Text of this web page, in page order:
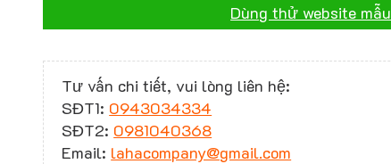
Dùng thử website mẫu
Tư vấn chi tiết, vui lòng liên hệ:
SĐT1: 0943034334
SĐT2: 0981040368
Email: lahacompany@gmail.com